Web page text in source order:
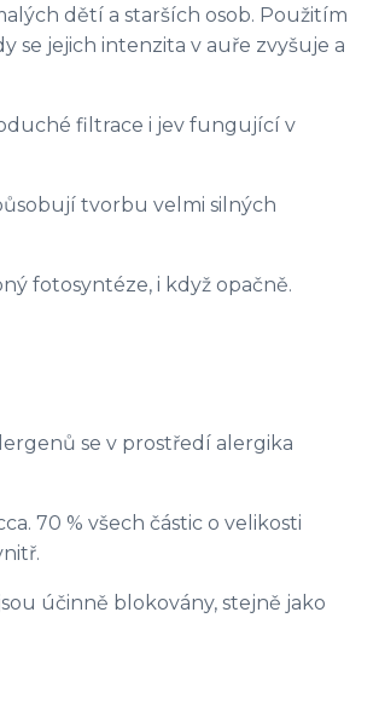
dětí a starších osob. Použitím
jejich intenzita v auře zvyšuje a
filtrace i jev fungující v
tvorbu velmi silných
fotosyntéze, i když opačně.
se v prostředí alergika
70 % všech částic o velikosti
účinně blokovány, stejně jako